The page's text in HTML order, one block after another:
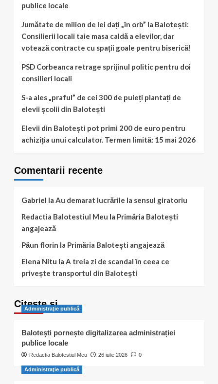
publice locale
Jumătate de milion de lei dați „în orb” la Balotești:
Consilierii locali taie masa caldă a elevilor, dar
votează contracte cu spații goale pentru biserică!
PSD Corbeanca retrage sprijinul politic pentru doi
consilieri locali
S-a ales „praful” de cei 300 de puieți plantați de
elevii școlii din Balotești
Elevii din Balotești pot primi 200 de euro pentru
achiziția unui calculator. Termen limită: 15 mai 2026
Comentarii recente
Gabriel la Au demarat lucrările la sensul giratoriu
Redactia Balotestiul Meu la Primăria Balotești
angajează
Păun florin la Primăria Balotești angajează
Elena Nitu la A treia zi de scandal în ceea ce
privește transportul din Balotești
Citește și…
Administraţie publică
Balotești pornește digitalizarea administrației
publice locale
Redactia Balotestiul Meu 26 iulie 2026 0
Administraţie publică